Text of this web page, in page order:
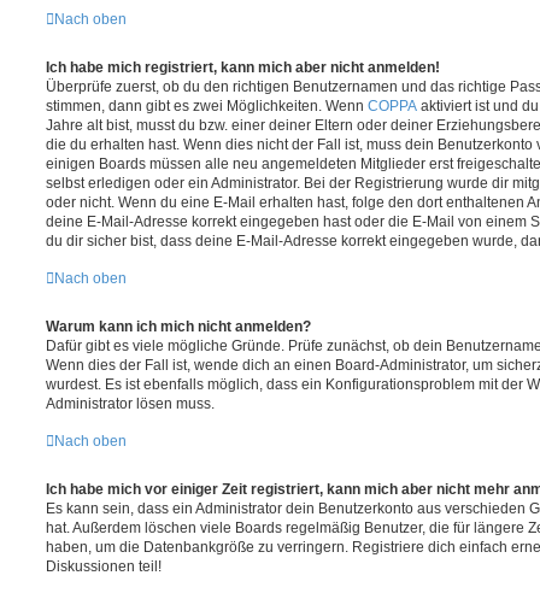
Nach oben
Ich habe mich registriert, kann mich aber nicht anmelden!
Überprüfe zuerst, ob du den richtigen Benutzernamen und das richtige
stimmen, dann gibt es zwei Möglichkeiten. Wenn COPPA aktiviert ist und
Jahre alt bist, musst du bzw. einer deiner Eltern oder deiner
die du erhalten hast. Wenn dies nicht der Fall ist, muss dein
einigen Boards müssen alle neu angemeldeten Mitglieder erst
selbst erledigen oder ein Administrator. Bei der Registrierung wurde dir
oder nicht. Wenn du eine E-Mail erhalten hast, folge den dort enthaltenen
deine E-Mail-Adresse korrekt eingegeben hast oder die E-Mail von einem
du dir sicher bist, dass deine E-Mail-Adresse korrekt eingegeben wurde,
Nach oben
Warum kann ich mich nicht anmelden?
Dafür gibt es viele mögliche Gründe. Prüfe zunächst, ob dein
Wenn dies der Fall ist, wende dich an einen Board-Administrator, um
wurdest. Es ist ebenfalls möglich, dass ein Konfigurationsproblem mit der
Administrator lösen muss.
Nach oben
Ich habe mich vor einiger Zeit registriert, kann mich aber nicht mehr
Es kann sein, dass ein Administrator dein Benutzerkonto aus verschieden
hat. Außerdem löschen viele Boards regelmäßig Benutzer, die für längere
haben, um die Datenbankgröße zu verringern. Registriere dich einfach
Diskussionen teil!